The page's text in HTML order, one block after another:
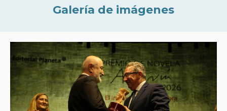
Galería de imágenes